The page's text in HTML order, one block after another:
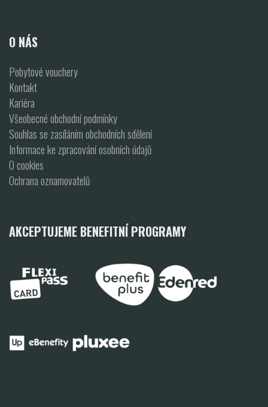
O NÁS
Pobytové vouchery
Kontakt
Kariéra
Všeobecné obchodní podmínky
Souhlas se zasíláním obchodních sdělení
Informace ke zpracování osobních údajů
O cookies
Ochrana oznamovatelů
AKCEPTUJEME BENEFITNÍ PROGRAMY